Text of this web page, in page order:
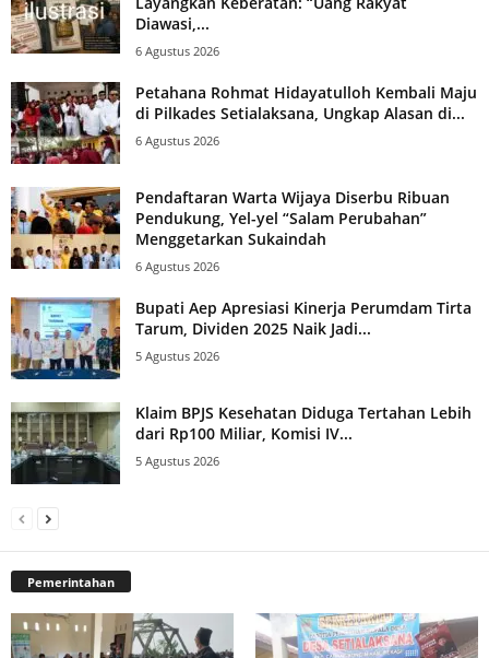
Diawasi,...
6 Agustus 2026
Petahana Rohmat Hidayatulloh Kembali Maju
di Pilkades Setialaksana, Ungkap Alasan di...
6 Agustus 2026
Pendaftaran Warta Wijaya Diserbu Ribuan
Pendukung, Yel-yel “Salam Perubahan”
Menggetarkan Sukaindah
6 Agustus 2026
Bupati Aep Apresiasi Kinerja Perumdam Tirta
Tarum, Dividen 2025 Naik Jadi...
5 Agustus 2026
Klaim BPJS Kesehatan Diduga Tertahan Lebih
dari Rp100 Miliar, Komisi IV...
5 Agustus 2026
Pemerintahan